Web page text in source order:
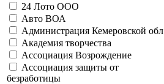
41044 - День города
41122 - Монетный двор
21078 - Монте Карло
21008 - Пятнашки
21010 - Морской бой
21011 - Морской бой
31014 - Black Jack
24 Лото ООО
Авто ВОА
Администрация Кемеровской обл
Академия творчества
Ассоциация Возрождение
Ассоциация защиты от
безработицы